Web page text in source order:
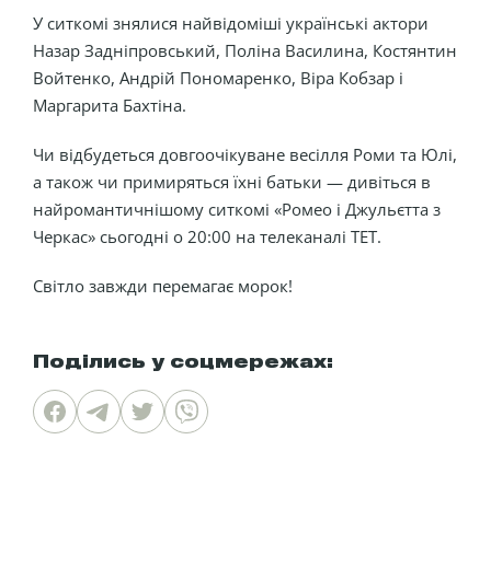
У ситкомі знялися найвідоміші українські актори
Назар Задніпровський, Поліна Василина, Костянтин
Войтенко, Андрій Пономаренко, Віра Кобзар і
Маргарита Бахтіна.
Чи відбудеться довгоочікуване весілля Роми та Юлі,
а також чи примиряться їхні батьки — дивіться в
найромантичнішому ситкомі «Ромео і Джульєтта з
Черкас» сьогодні о 20:00 на телеканалі ТЕТ.
Світло завжди перемагає морок!
Поділись у соцмережах: